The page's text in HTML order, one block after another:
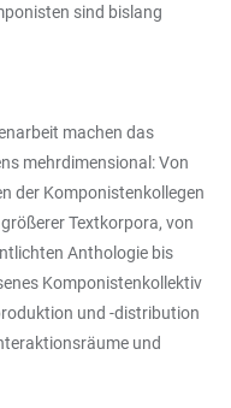
sind bislang
machen das
mehrdimensional: Von
der Komponistenkollegen
Textkorpora, von
Anthologie bis
Komponistenkollektiv
und -distribution
und